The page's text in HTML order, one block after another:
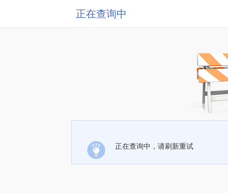
正在查询中
正在查询中，请刷新重试